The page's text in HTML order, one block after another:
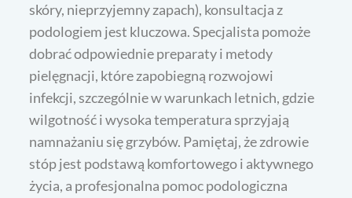
skóry, nieprzyjemny zapach), konsultacja z
podologiem jest kluczowa. Specjalista pomoże
dobrać odpowiednie preparaty i metody
pielęgnacji, które zapobiegną rozwojowi
infekcji, szczególnie w warunkach letnich, gdzie
wilgotność i wysoka temperatura sprzyjają
namnażaniu się grzybów. Pamiętaj, że zdrowie
stóp jest podstawą komfortowego i aktywnego
życia, a profesjonalna pomoc podologiczna